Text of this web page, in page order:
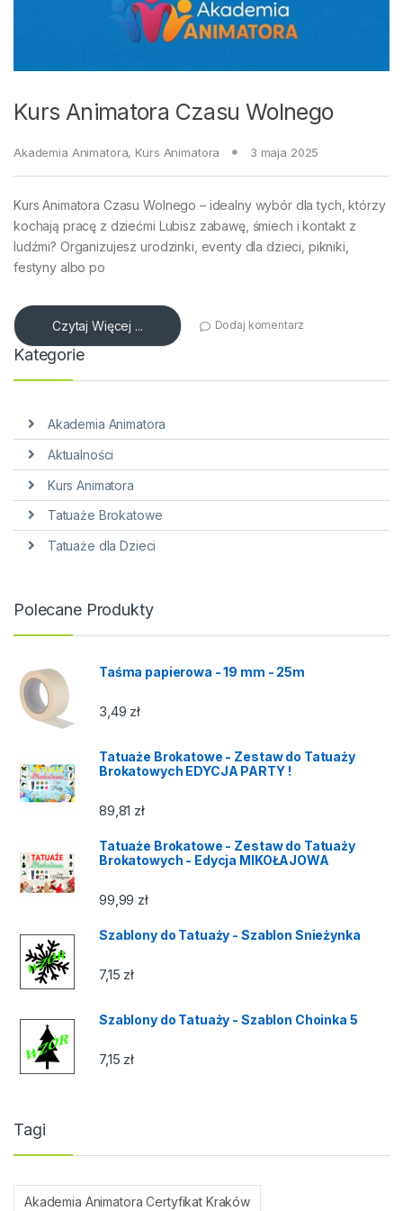
Kurs Animatora Czasu Wolnego
Akademia Animatora, Kurs Animatora 3 maja 2025
Kurs Animatora Czasu Wolnego – idealny wybór dla tych, którzy
kochają pracę z dziećmi Lubisz zabawę, śmiech i kontakt z
ludźmi? Organizujesz urodzinki, eventy dla dzieci, pikniki,
festyny albo po
Czytaj Więcej ... Dodaj komentarz
Kategorie
Akademia Animatora
Aktualności
Kurs Animatora
Tatuaże Brokatowe
Tatuaże dla Dzieci
Polecane Produkty
Taśma papierowa - 19 mm - 25m
3,49 zł
Tatuaże Brokatowe - Zestaw do Tatuaży
Brokatowych EDYCJA PARTY !
89,81 zł
Tatuaże Brokatowe - Zestaw do Tatuaży
Brokatowych - Edycja MIKOŁAJOWA
99,99 zł
Szablony do Tatuaży - Szablon Snieżynka
7,15 zł
Szablony do Tatuaży - Szablon Choinka 5
7,15 zł
Tagi
Akademia Animatora Certyfikat Kraków